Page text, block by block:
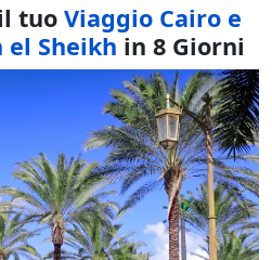
tuo Viaggio Cairo e
el Sheikh in 8 Giorni